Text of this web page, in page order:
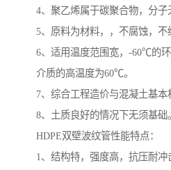
4、聚乙烯属于碳聚合物，分子
5、原料为材料，，不腐蚀，不
6、适用温度范围宽，-60℃的
介质的高温度为60℃。
7、综合工程造价与混凝土基本
8、土质良好的情况下无须基础。
HDPE双壁波纹管性能特点：
1、结构特，强度高，抗压耐冲